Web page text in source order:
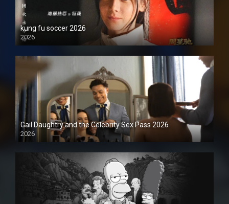
kung fu soccer 2026
2026
1080P
Gail Daughtry and the Celebrity Sex Pass 2026
2026
1080P